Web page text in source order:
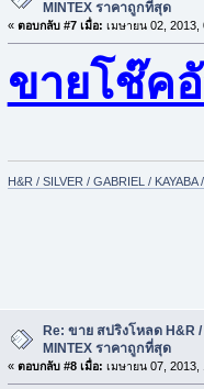
MINTEX ราคาถูกที่สุด
« ตอบกลับ #7 เมื่อ: เมษายน 02, 2013,
ขายโช๊ค
H&R / SILVER / GABRIEL / KAYABA
Re: ขาย สปริงโหลด H&R
MINTEX ราคาถูกที่สุด
« ตอบกลับ #8 เมื่อ: เมษายน 07, 2013,